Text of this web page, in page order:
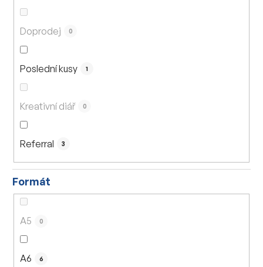
Doprodej 0
Poslední kusy 1
Kreativní diář 0
Referral 3
Formát
A5 0
A6 6